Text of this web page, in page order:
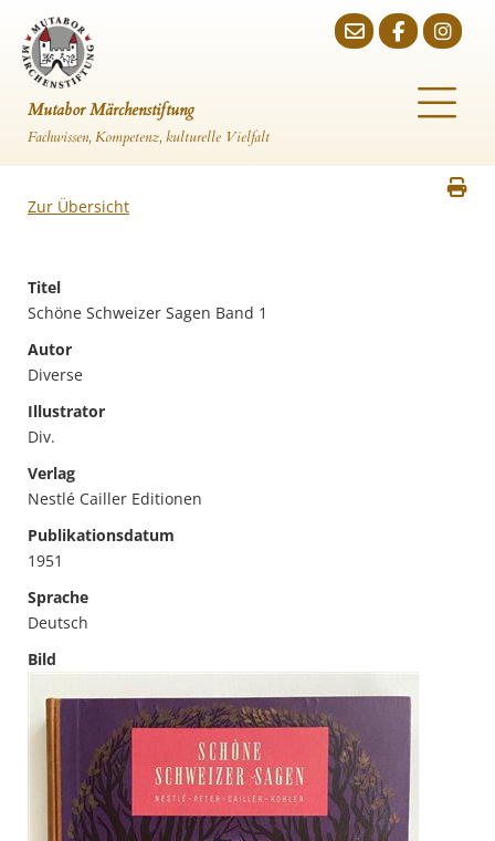
Mutabor Märchenstiftung
Fachwissen, Kompetenz, kulturelle Vielfalt
Zur Übersicht
Titel
Schöne Schweizer Sagen Band 1
Autor
Diverse
Illustrator
Div.
Verlag
Nestlé Cailler Editionen
Publikationsdatum
1951
Sprache
Deutsch
Bild